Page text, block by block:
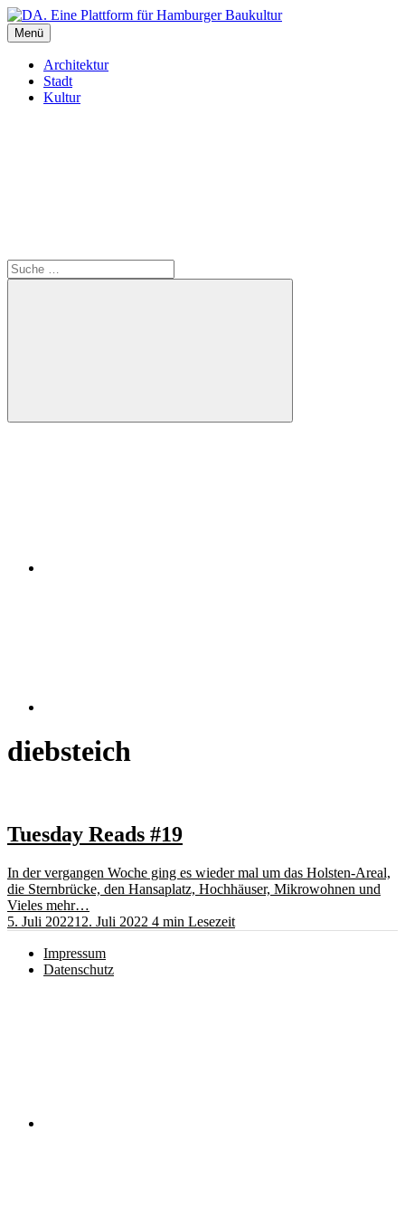
Inhalte
überspringen
DA. Eine Plattform für Hamburger Baukultur
Menü
Architektur
Stadt
Kultur
diebsteich
Tuesday Reads #19
In der vergangen Woche ging es wieder mal um das Holsten-Areal,
die Sternbrücke, den Hansaplatz, Hochhäuser, Mikrowohnen und
Vieles mehr…
5. Juli 202212. Juli 2022 4 min Lesezeit
Impressum
Datenschutz